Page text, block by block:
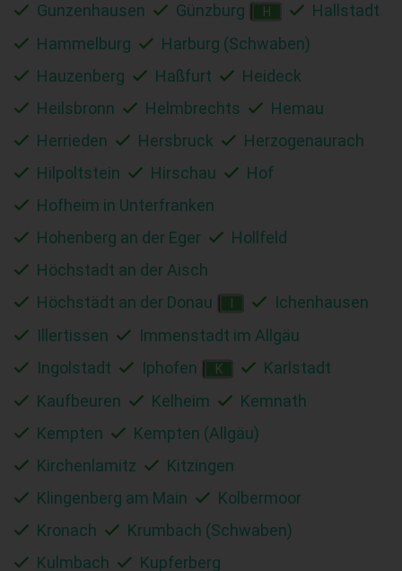
Gunzenhausen Günzburg H
Hallstadt
Hammelburg
Harburg (Schwaben)
Hauzenberg
Haßfurt
Heideck
Heilsbronn
Helmbrechts
Hemau
Herrieden
Hersbruck
Herzogenaurach
Hilpoltstein
Hirschau
Hof
Hofheim in Unterfranken
Hohenberg an der Eger
Hollfeld
Höchstadt an der Aisch
Höchstädt an der Donau
Ichenhausen
Illertissen
Immenstadt im Allgäu
Ingolstadt
Iphofen K
Karlstadt
Kaufbeuren
Kelheim
Kemnath
Kempten
Kempten (Allgäu)
Kirchenlamitz
Kitzingen
Klingenberg am Main
Kolbermoor
Kronach
Krumbach (Schwaben)
Kulmbach
Kupferberg